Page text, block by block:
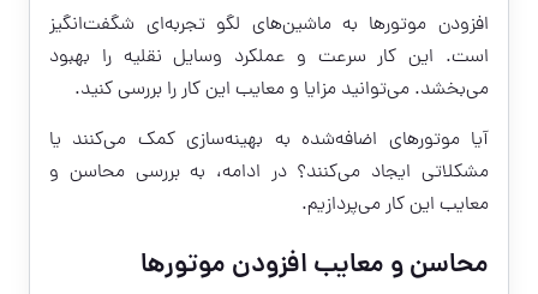
افزودن موتورها به ماشین‌های لگو تجربه‌ای شگفت‌انگیز
است. این کار سرعت و عملکرد وسایل نقلیه را بهبود
می‌بخشد. می‌توانید مزایا و معایب این کار را بررسی کنید.
آیا موتورهای اضافه‌شده به بهینه‌سازی کمک می‌کنند یا
مشکلاتی ایجاد می‌کنند؟ در ادامه، به بررسی محاسن و
معایب این کار می‌پردازیم.
محاسن و معایب افزودن موتورها